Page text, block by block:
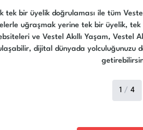
tek bir üyelik doğrulaması ile tüm
uğraşmak yerine tek bir üyelik,
ve Vestel Akıllı Yaşam, Vestel
dijital dünyada yolculuğunuzu
1 / 4